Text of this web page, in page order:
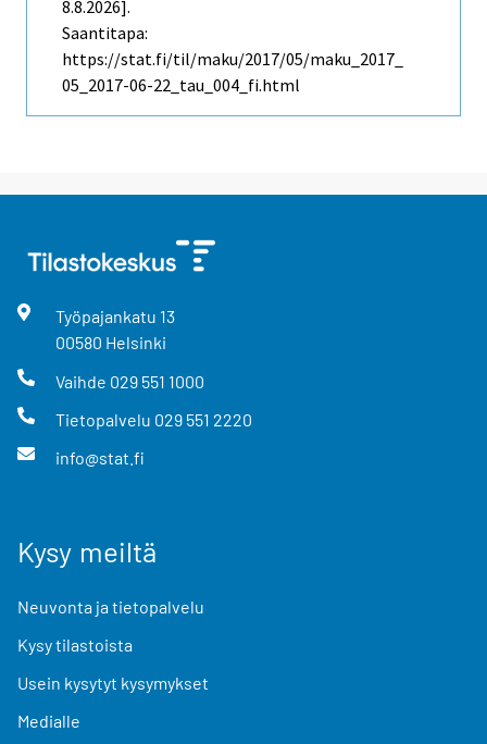
8.8.2026].
Saantitapa:
https://stat.fi/til/maku/2017/05/maku_2017_
05_2017-06-22_tau_004_fi.html
Työpajankatu 13
00580 Helsinki
Vaihde 029 551 1000
Tietopalvelu 029 551 2220
info@stat.fi
Kysy meiltä
Neuvonta ja tietopalvelu
Kysy tilastoista
Usein kysytyt kysymykset
Medialle